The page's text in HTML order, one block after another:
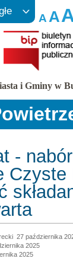
AA
i Gminy w
-
27 października
2025
2025